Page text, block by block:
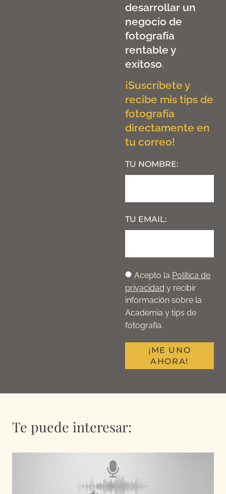
desarrollar un
negocio de
fotografía
rentable y
exitoso.
¡Suscríbete y
recibe mis tips de
fotografía
directamente en
tu correo!
TU NOMBRE:
TU EMAIL:
Acepto la Política de
privacidad y recibir
información sobre la
Academia y tips de
fotografía.
¡ME UNO
AHORA!
Te puede interesar: